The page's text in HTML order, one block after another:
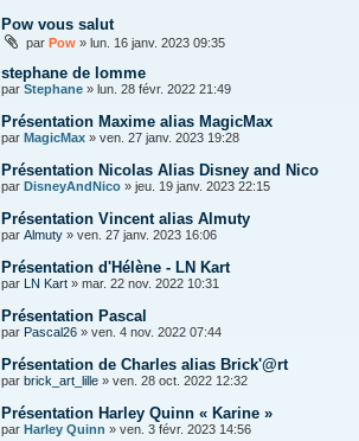
Pow vous salut
par Pow » lun. 16 janv. 2023 09:35
stephane de lomme
par Stephane » lun. 28 févr. 2022 21:49
Présentation Maxime alias MagicMax
par MagicMax » ven. 27 janv. 2023 19:28
Présentation Nicolas Alias Disney and Nico
par DisneyAndNico » jeu. 19 janv. 2023 22:15
Présentation Vincent alias Almuty
par Almuty » ven. 27 janv. 2023 16:06
Présentation d'Hélène - LN Kart
par LN Kart » mar. 22 nov. 2022 10:31
Présentation Pascal
par Pascal26 » ven. 4 nov. 2022 07:44
Présentation de Charles alias Brick'@rt
par brick_art_lille » ven. 28 oct. 2022 12:32
Présentation Harley Quinn « Karine »
par Harley Quinn » ven. 3 févr. 2023 14:56